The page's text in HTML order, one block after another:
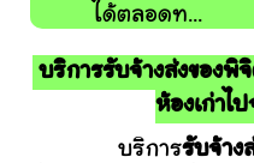
ได้ตลอดท...
บริการรับจ้างส่งของพิ
ห้องเก่าไ
บริการรับจ้าง